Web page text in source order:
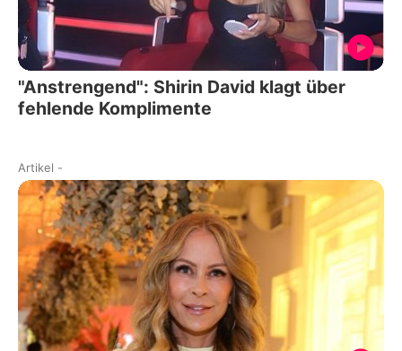
"Anstrengend": Shirin David klagt über
fehlende Komplimente
Artikel -